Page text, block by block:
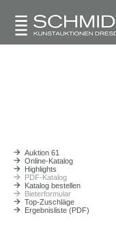
Auktion 61
Online-Katalog
Highlights
PDF-Katalog
Katalog bestellen
Bieterformular
Top-Zuschläge
Ergebnisliste (PDF)